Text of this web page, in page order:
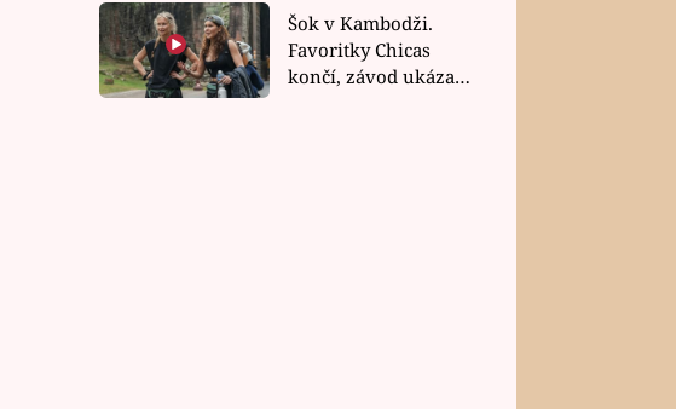
závodu nůž na krku
Šok v Kambodži.
Favoritky Chicas
končí, závod ukázal